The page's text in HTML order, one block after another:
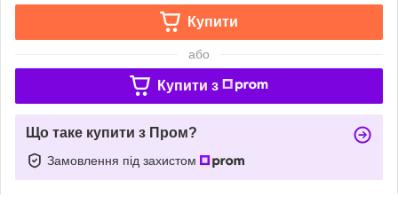
Купити
або
Купити з
Що таке купити з Пром?
Замовлення під захистом